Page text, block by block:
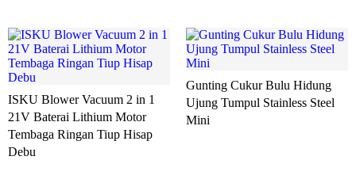
ISKU Blower Vacuum 2 in 1
21V Baterai Lithium Motor
Tembaga Ringan Tiup Hisap
Debu
Gunting Cukur Bulu Hidung
Ujung Tumpul Stainless Steel
Mini